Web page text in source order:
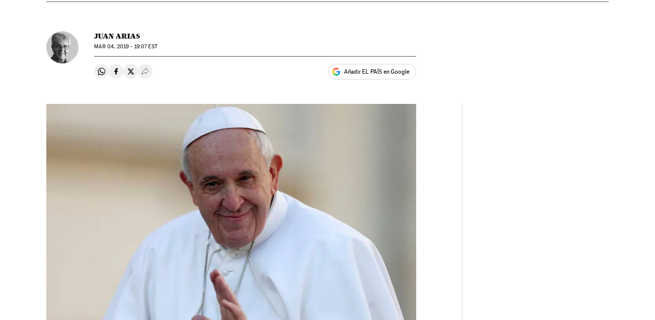
JUAN ARIAS
MAR04, 2019 - 19:07EST
Compartir en Whatsapp
Compartir en Facebook
Compartir en Twitter
Desplegar Redes Sociales Añadir EL PAÍS en Google